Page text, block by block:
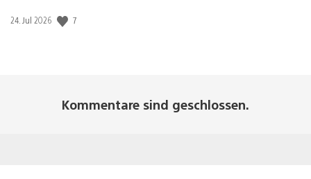
Veröffentlichungsdatum:
24. Jul 2026 7
Kommentare sind geschlossen.